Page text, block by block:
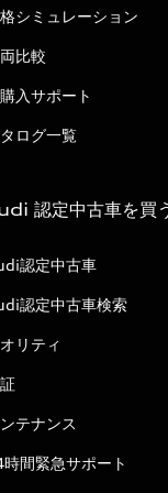
シミュレーション
比較
入サポート
ログ一覧
認定中古車を買
認定中古車
認定中古車検索
リティ
テナンス
間緊急サポート